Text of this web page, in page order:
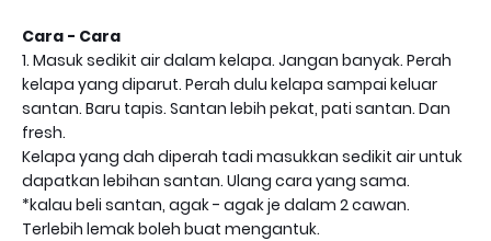
Cara - Cara
1. Masuk sedikit air dalam kelapa. Jangan banyak. Perah
kelapa yang diparut. Perah dulu kelapa sampai keluar
santan. Baru tapis. Santan lebih pekat, pati santan. Dan
fresh.
Kelapa yang dah diperah tadi masukkan sedikit air untuk
dapatkan lebihan santan. Ulang cara yang sama.
*kalau beli santan, agak - agak je dalam 2 cawan.
Terlebih lemak boleh buat mengantuk.